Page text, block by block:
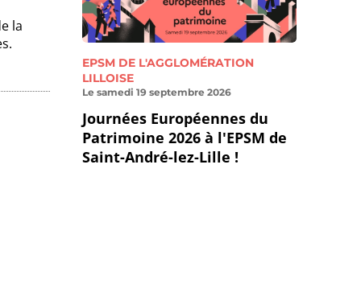
la
EPSM DE L'AGGLOMÉRATION
LILLOISE
Le samedi 19 septembre 2026
Journées Européennes du
Patrimoine 2026 à l'EPSM de
Saint-André-lez-Lille !